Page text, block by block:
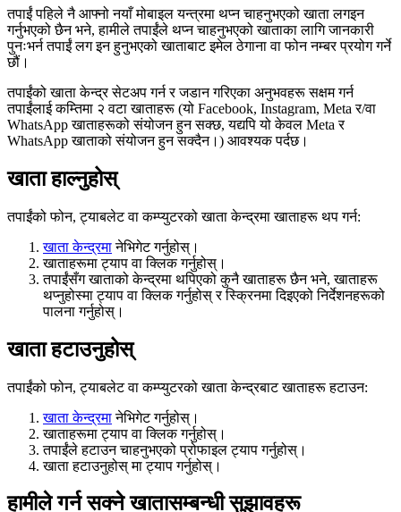
तपाईं पहिले नै आफ्नो नयाँ मोबाइल यन्त्रमा थप्न चाहनुभएको खाता लगइन
गर्नुभएको छैन भने, हामीले तपाईंले थप्न चाहनुभएको खाताका लागि जानकारी
पुनःभर्न तपाईं लग इन हुनुभएको खाताबाट इमेल ठेगाना वा फोन नम्बर प्रयोग गर्ने
छौं।
तपाईंको खाता केन्द्र सेटअप गर्न र जडान गरिएका अनुभवहरू सक्षम गर्न
तपाईंलाई कम्तिमा २ वटा खाताहरू (यो Facebook, Instagram, Meta र/वा
WhatsApp खाताहरूको संयोजन हुन सक्छ, यद्यपि यो केवल Meta र
WhatsApp खाताको संयोजन हुन सक्दैन।) आवश्यक पर्दछ।
खाता हाल्नुहोस्
तपाईंको फोन, ट्याबलेट वा कम्प्युटरको खाता केन्द्रमा खाताहरू थप गर्न:
खाता केन्द्रमानेभिगेट गर्नुहोस्।
खाताहरूमा ट्याप वा क्लिक गर्नुहोस्।
तपाईंसँग खाताको केन्द्रमा थपिएको कुनै खाताहरू छैन भने,खाताहरू
थप्नुहोस्मा ट्याप वा क्लिक गर्नुहोस् र स्क्रिनमा दिइएको निर्देशनहरूको
पालना गर्नुहोस्।
खाता हटाउनुहोस्
तपाईंको फोन, ट्याबलेट वा कम्प्युटरको खाता केन्द्रबाट खाताहरू हटाउन:
खाता केन्द्रमानेभिगेट गर्नुहोस्।
खाताहरूमा ट्याप वा क्लिक गर्नुहोस्।
तपाईंले हटाउन चाहनुभएको प्रोफाइल ट्याप गर्नुहोस्।
खाता हटाउनुहोस्मा ट्याप गर्नुहोस्।
हामीले गर्न सक्ने खातासम्बन्धी सुझावहरू